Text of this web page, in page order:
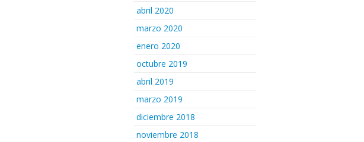
abril 2020
marzo 2020
enero 2020
octubre 2019
abril 2019
marzo 2019
diciembre 2018
noviembre 2018